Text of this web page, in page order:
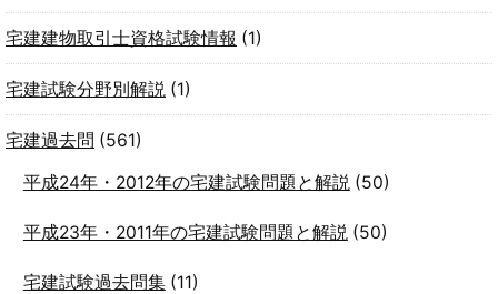
宅建建物取引士資格試験情報 (1)
宅建試験分野別解説 (1)
宅建過去問 (561)
平成24年・2012年の宅建試験問題と解説(50)
平成23年・2011年の宅建試験問題と解説(50)
宅建試験過去問集(11)